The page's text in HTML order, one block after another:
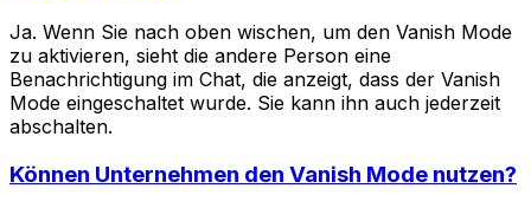
Ja. Wenn Sie nach oben wischen, um den Vanish Mode
zu aktivieren, sieht die andere Person eine
Benachrichtigung im Chat, die anzeigt, dass der Vanish
Mode eingeschaltet wurde. Sie kann ihn auch jederzeit
abschalten.
Können Unternehmen den Vanish Mode nutzen?